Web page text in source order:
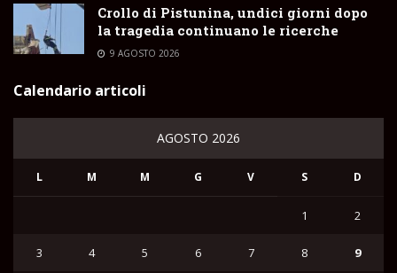
Crollo di Pistunina, undici giorni dopo
la tragedia continuano le ricerche
9 AGOSTO 2026
Calendario articoli
AGOSTO 2026
L M M G V S D
1 2
3 4 5 6 7 8 9